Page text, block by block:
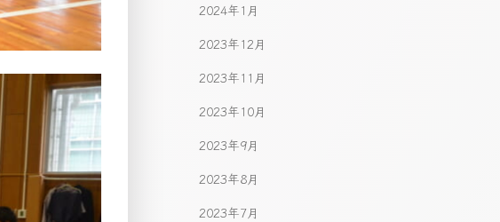
2024年1月
2023年12月
2023年11月
2023年10月
2023年9月
2023年8月
2023年7月